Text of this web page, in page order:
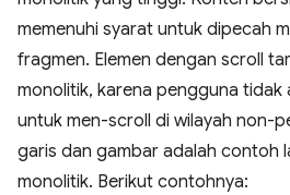
memenuhi syarat untuk dipecah
fragmen. Elemen dengan scroll
monolitik, karena pengguna tidak
untuk men-scroll di wilayah non-
garis dan gambar adalah contoh
monolitik. Berikut contohnya: